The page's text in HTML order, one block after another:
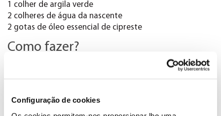
Configuração de cookies
1 colher de argila verde
2 colheres de água da nascente
2 gotas de óleo essencial de cipreste
Como fazer?
Para elaborar esta receita, é apenas necessário misturar
A argila verde extrai as toxinas e absorve o excesso de
oleosidade, para além de ser fonte de vários minerais. A